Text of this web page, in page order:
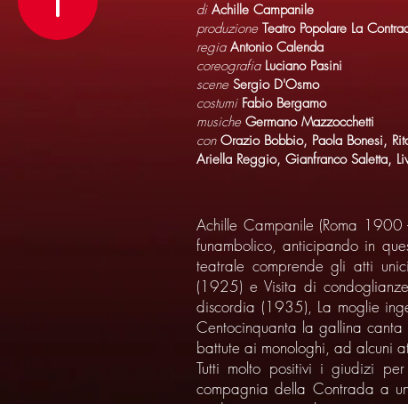
di Achille Campanile
produzione Teatro Popolare La
regia Antonio Calenda
coreografia Luciano Pasini
scene Sergio D'Osmo
costumi Fabio Bergamo
musiche Germano Mazzocchetti
con Orazio Bobbio, Paola Bonesi,
Ariella Reggio, Gianfranco Saletta,
Achille Campanile (Roma 1900
funambolico, anticipando in
teatrale comprende gli atti
(1925) e Visita di
discordia (1935), La moglie
Centocinquanta la gallina
battute ai monologhi, ad alcuni
Tutti molto positivi i giudizi
compagnia della Contrada a